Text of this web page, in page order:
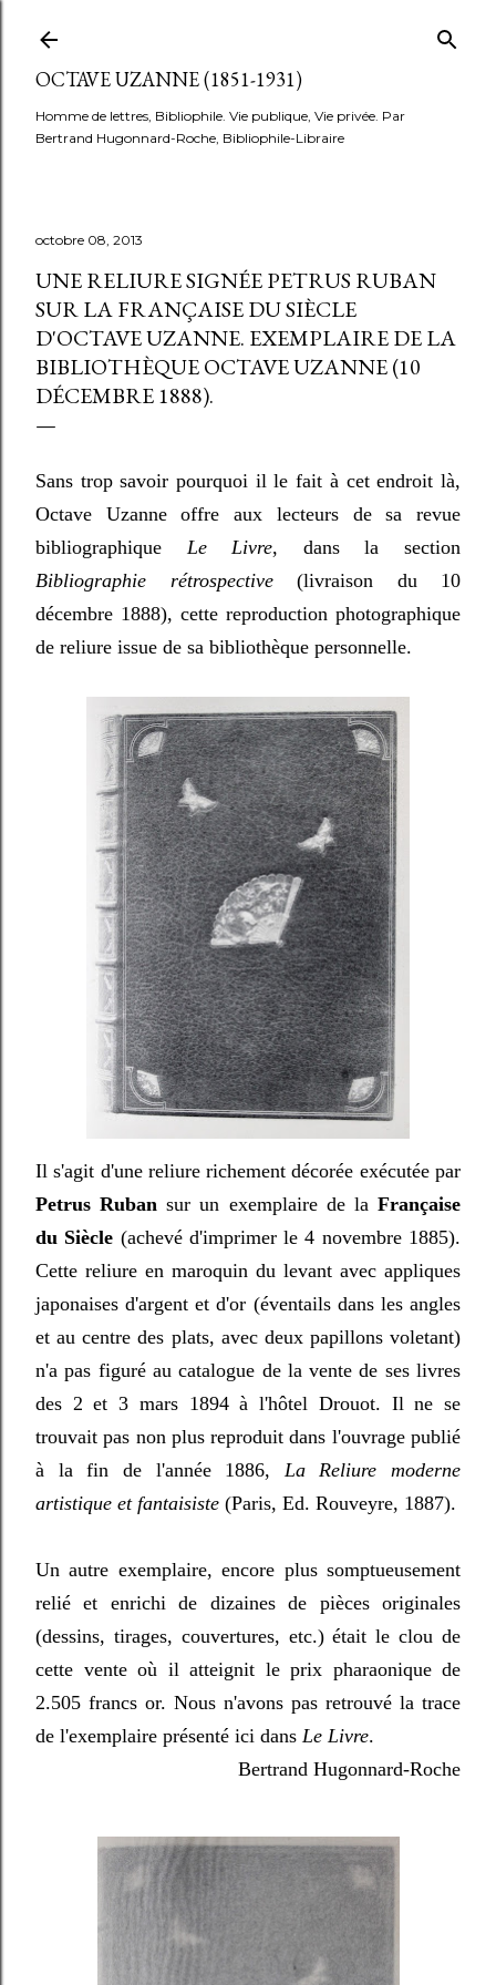
OCTAVE UZANNE (1851-1931)
Homme de lettres, Bibliophile. Vie publique, Vie privée. Par
Bertrand Hugonnard-Roche, Bibliophile-Libraire
octobre 08, 2013
UNE RELIURE SIGNÉE PETRUS RUBAN
SUR LA FRANÇAISE DU SIÈCLE
D'OCTAVE UZANNE. EXEMPLAIRE DE LA
BIBLIOTHÈQUE OCTAVE UZANNE (10
DÉCEMBRE 1888).
Sans trop savoir pourquoi il le fait à cet endroit là,
Octave Uzanne offre aux lecteurs de sa revue
bibliographique Le Livre, dans la section
Bibliographie rétrospective(livraison du 10
décembre 1888), cette reproduction photographique
de reliure issue de sa bibliothèque personnelle.
Il s'agit d'une reliure richement décorée exécutée par
Petrus Ruban sur un exemplaire de laFrançaise
du Siècle (achevé d'imprimer le 4 novembre 1885).
Cette reliure en maroquin du levant avec appliques
japonaises d'argent et d'or (éventails dans les angles
et au centre des plats, avec deux papillons voletant)
n'a pas figuré au catalogue de la vente de ses livres
des 2 et 3 mars 1894 à l'hôtel Drouot. Il ne se
trouvait pas non plus reproduit dans l'ouvrage publié
à la fin de l'année 1886, La Reliure moderne
artistique et fantaisiste (Paris, Ed. Rouveyre, 1887).
Un autre exemplaire, encore plus somptueusement
relié et enrichi de dizaines de pièces originales
(dessins, tirages, couvertures, etc.) était le clou de
cette vente où il atteignit le prix pharaonique de
2.505 francs or. Nous n'avons pas retrouvé la trace
de l'exemplaire présenté ici dans Le Livre.
Bertrand Hugonnard-Roche